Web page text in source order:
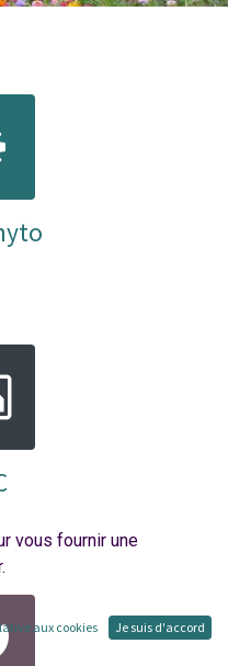
vous fournir une
aux cookies Je suis d'accord